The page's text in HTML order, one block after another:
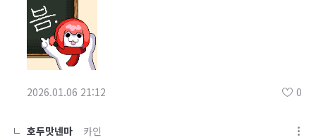
2026.01.06 21:12 0
호두맛넨마 카인